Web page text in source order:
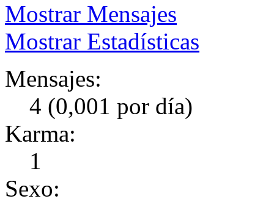
Mostrar Mensajes
Mostrar Estadísticas
Mensajes:
4 (0,001 por día)
Karma:
1
Sexo: